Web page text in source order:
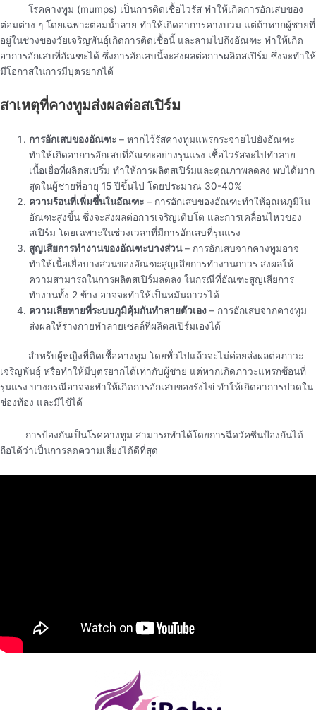
โรคคางทูม (mumps) เป็นการติดเชื้อไวรัส ทำให้เกิดการอักเสบของ
ต่อมต่าง ๆ โดยเฉพาะต่อมน้ำลาย ทำให้เกิดอาการคางบวม แต่ถ้าหากผู้ชายที่
อยู่ในช่วงของวัยเจริญพันธุ์เกิดการติดเชื้อนี้ และลามไปถึงอัณฑะ ทำให้เกิด
อาการอักเสบที่อัณฑะได้ ซึ่งการอักเสบนี้จะส่งผลต่อการผลิตสเปิร์ม ซึ่งจะทำให้
มีโอกาสในการมีบุตรยากได้
สาเหตุที่คางทูมส่งผลต่อสเปิร์ม
การอักเสบของอัณฑะ – หากไว้รัสคางทูมแพร่กระจายไปยังอัณฑะ
ทำให้เกิดอาการอักเสบที่อัณฑะอย่างรุนแรง เชื้อไวรัสจะไปทำลาย
เนื้อเยื่อที่ผลิตสเปริ์ม ทำให้การผลิตสเปิร์มและคุณภาพลดลง พบได้มาก
สุดในผู้ชายที่อายุ 15 ปีขึ้นไป โดยประมาณ 30-40%
ความร้อนที่เพิ่มขึ้นในอัณฑะ – การอักเสบของอัณฑะทำให้อุณหภูมิใน
อัณฑะสูงขึ้น ซึ่งจะส่งผลต่อการเจริญเติบโต และการเคลื่อนไหวของ
สเปิร์ม โดยเฉพาะในช่วงเวลาที่มีการอักเสบที่รุนแรง
สูญเสียการทำงานของอัณฑะบางส่วน– การอักเสบจากคางทูมอาจ
ทำให้เนื้อเยื่อบางส่วนของอัณฑะสูญเสียการทำงานถาวร ส่งผลให้
ความสามารถในการผลิตสเปิร์มลดลง ในกรณีที่อัณฑะสูญเสียการ
ทำงานทั้ง 2 ข้าง อาจจะทำให้เป็นหมันถาวรได้
ความเสียหายที่ระบบภูมิคุ้มกันทำลายตัวเอง – การอักเสบจากคางทูม
ส่งผลให้ร่างกายทำลายเซลล์ที่ผลิตสเปิร์มเองได้
สำหรับผู้หญิงที่ติดเชื้อคางทูม โดยทั่วไปแล้วจะไม่ค่อยส่งผลต่อภาวะ
เจริญพันธุ์ หรือทำให้มีบุตรยากได้เท่ากับผู้ชาย แต่หากเกิดภาวะแทรกซ้อนที่
รุนแรง บางกรณีอาจจะทำให้เกิดการอักเสบของรังไข่ ทำให้เกิดอาการปวดใน
ช่องท้อง และมีไข้ได้
การป้องกันเป็นโรคคางทูม สามารถทำได้โดยการฉีดวัคซีนป้องกันได้
ถือได้ว่าเป็นการลดความเสี่ยงได้ดีที่สุด